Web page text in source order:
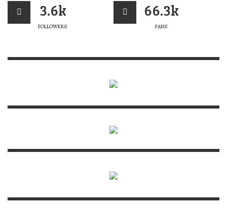
3.6k
FOLLOWERS
66.3k
FANS